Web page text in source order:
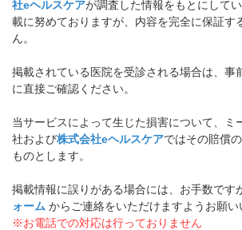
社eヘルスケアが調査した情報をもとにして
載に努めておりますが、内容を完全に保証す
ん。
掲載されている医院を受診される場合は、事
に直接ご確認ください。
当サービスによって生じた損害について、ミ
社および株式会社eヘルスケアではその賠償
ものとします。
掲載情報に誤りがある場合には、お手数です
ォーム からご連絡をいただけますようお願い
※お電話での対応は行っておりません